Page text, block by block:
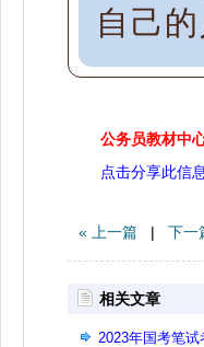
自己
公务员教材中
点击分享此信
« 上一篇 | 下一
相关文章
2023年国考笔